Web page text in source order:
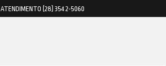
ATENDIMENTO (28) 3542-5060